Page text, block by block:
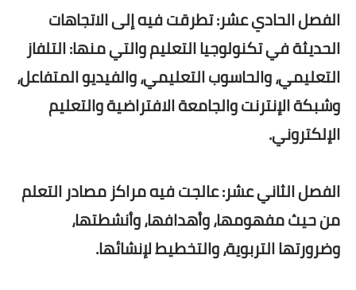
الفصل الحادي عشر: تطرقت فيه إلى الاتجاهات
الحديثة في تكنولوجيا التعليم والتي منها: التلفاز
التعليمي، والحاسوب التعليمي، والفيديو المتفاعل،
وشبكة الإنترنت والجامعة الافتراضية والتعليم
الإلكتروني.
الفصل الثاني عشر: عالجت فيه مراكز مصادر التعلم
من حيث مفهومها، وأهدافها، وأنشطتها،
وضرورتها التربوية، والتخطيط لإنشائها.